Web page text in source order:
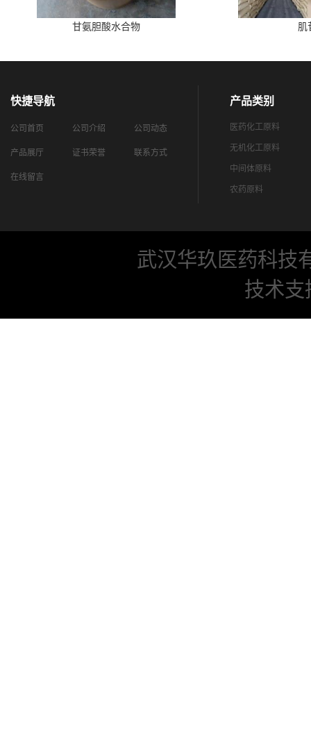
甘氨胆酸水合物 肌
快捷导航
公司首页 公司介绍 公司动态
产品展厅 证书荣誉 联系方式
在线留言
产品类别
医药化工原料
无机化工原料
中间体原料
农药原料
武汉华玖医药科技
技术